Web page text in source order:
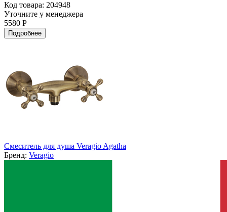
Код товара: 204948
Уточните у менеджера
5580 Р
Подробнее
Смеситель для душа Veragio Agatha
Бренд: Veragio